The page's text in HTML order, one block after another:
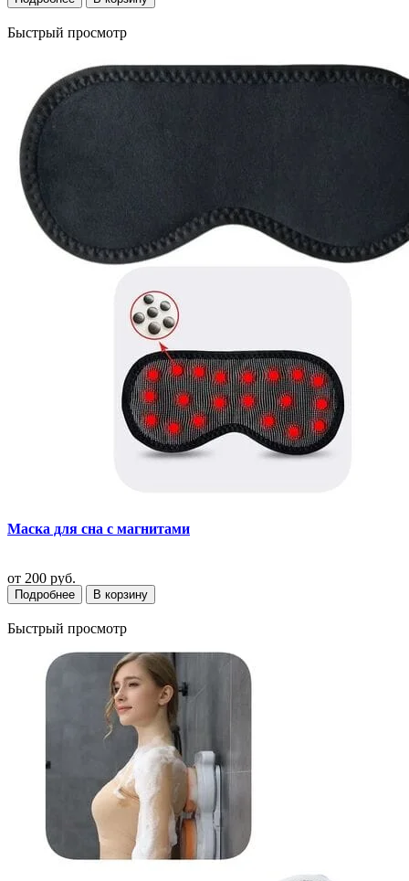
Быстрый просмотр
Маска для сна с магнитами
от 200 руб.
Подробнее В корзину
Быстрый просмотр